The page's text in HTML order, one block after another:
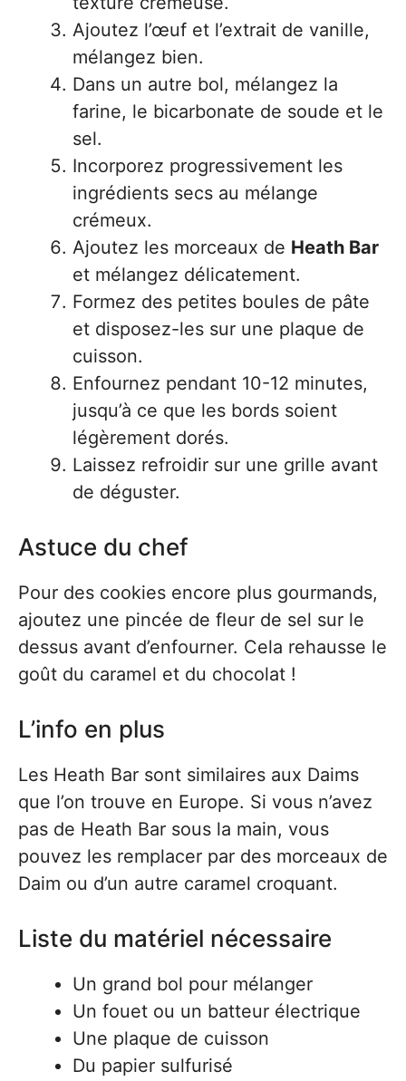
Ajoutez l’œuf et l’extrait de vanille,
mélangez bien.
Dans un autre bol, mélangez la
farine, le bicarbonate de soude et le
sel.
Incorporez progressivement les
ingrédients secs au mélange
crémeux.
Ajoutez les morceaux de Heath Bar
et mélangez délicatement.
Formez des petites boules de pâte
et disposez-les sur une plaque de
cuisson.
Enfournez pendant 10-12 minutes,
jusqu’à ce que les bords soient
légèrement dorés.
Laissez refroidir sur une grille avant
de déguster.
Astuce du chef
Pour des cookies encore plus gourmands,
ajoutez une pincée de fleur de sel sur le
dessus avant d’enfourner. Cela rehausse le
goût du caramel et du chocolat !
L’info en plus
Les Heath Bar sont similaires aux Daims
que l’on trouve en Europe. Si vous n’avez
pas de Heath Bar sous la main, vous
pouvez les remplacer par des morceaux de
Daim ou d’un autre caramel croquant.
Liste du matériel nécessaire
Un grand bol pour mélanger
Un fouet ou un batteur électrique
Une plaque de cuisson
Du papier sulfurisé